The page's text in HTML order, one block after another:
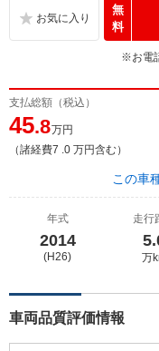
無
料
※お電
支払総額（税込）
45.8万円
（諸経費7 .0 万円含む）
この車
年式
2014
(H26)
走行
万
車両品質評価情報